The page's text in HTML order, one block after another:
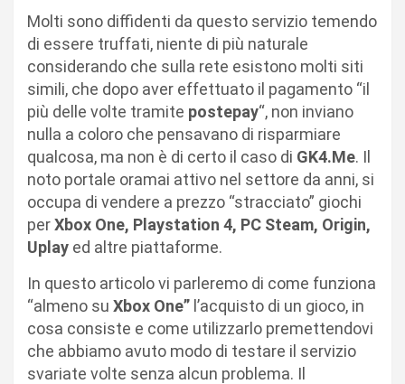
Molti sono diffidenti da questo servizio temendo
di essere truffati, niente di più naturale
considerando che sulla rete esistono molti siti
simili, che dopo aver effettuato il pagamento “il
più delle volte tramite postepay“, non inviano
nulla a coloro che pensavano di risparmiare
qualcosa, ma non è di certo il caso di GK4.Me. Il
noto portale oramai attivo nel settore da anni, si
occupa di vendere a prezzo “stracciato” giochi
perXbox One, Playstation 4, PC Steam, Origin,
Uplay ed altre piattaforme.
In questo articolo vi parleremo di come funziona
“almeno su Xbox One” l’acquisto di un gioco, in
cosa consiste e come utilizzarlo premettendovi
che abbiamo avuto modo di testare il servizio
svariate volte senza alcun problema. Il